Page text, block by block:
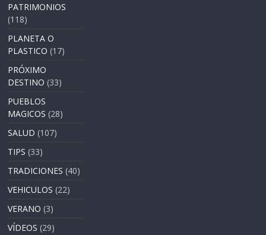
PATRIMONIOS
(118)
PLANETA O
PLASTICO (17)
PRÓXIMO
DESTINO (33)
PUEBLOS
MAGICOS (28)
SALUD (107)
TIPS (33)
TRADICIONES (40)
VEHICULOS (22)
VERANO (3)
VÍDEOS (29)